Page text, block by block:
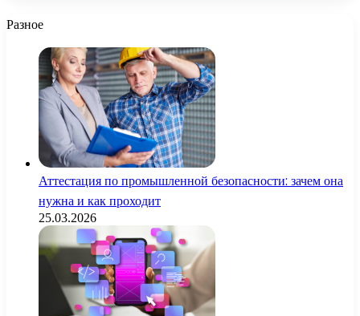
Разное
Аттестация по промышленной безопасности: зачем она
нужна и как проходит
25.03.2026